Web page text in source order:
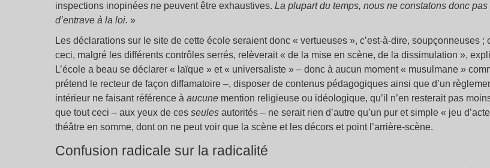
inspections inopinées ne peuvent être exhaustives. La plupart du temps, nous ne constatons donc pas
d’entrave à la loi. »
Les déclarations sur le site de cette école seraient donc « vertueuses », c’est-à-dire, soupçonneuses ;
ceci, malgré les différents contrôles serrés, relèverait « de la mise en scène, de la dissimulation »,
L’école a beau se déclarer « laïque » et « universaliste » – donc à aucun moment « musulmane »
prétend le recteur de façon diffamatoire –, disposer de contenus pédagogiques ainsi que d’un
intérieur ne faisant référence à aucune mention religieuse ou idéologique, qu’il n’en resterait pas
que tout ceci – aux yeux de ces seules autorités – ne serait rien d’autre qu’un pur et simple « jeu
théâtre en somme, dont on ne peut voir que la scène et les décors et point l’arrière-scène.
Confusion radicale sur la radicalité